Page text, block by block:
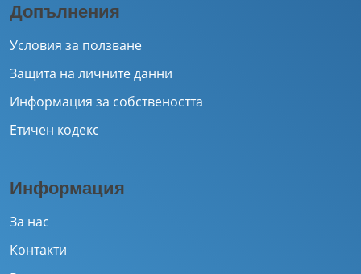
Допълнения
Условия за ползване
Защита на личните данни
Информация за собствеността
Етичен кодекс
Информация
За нас
Контакти